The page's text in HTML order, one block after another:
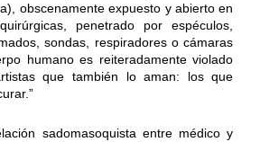
obscenamente expuesto y abierto en
penetrado por espéculos,
sondas, respiradores o cámaras
humano es reiteradamente violado
que también lo aman: los que
sadomasoquista entre médico y